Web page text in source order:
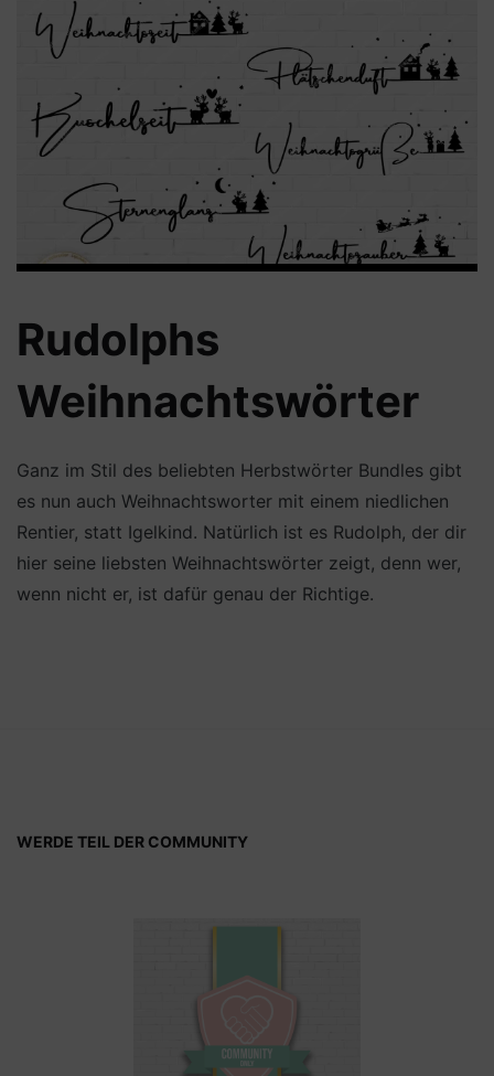
Rudolphs
Weihnachtswörter
Ganz im Stil des beliebten Herbstwörter Bundles gibt
es nun auch Weihnachtsworter mit einem niedlichen
Rentier, statt Igelkind. Natürlich ist es Rudolph, der dir
hier seine liebsten Weihnachtswörter zeigt, denn wer,
wenn nicht er, ist dafür genau der Richtige.
WERDE TEIL DER COMMUNITY